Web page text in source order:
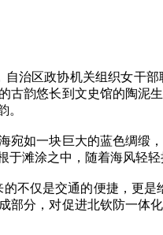
区政协机关组织女干部
古韵悠长到文史馆的陶泥
。
如一块巨大的蓝色绸缎
于滩涂之中，随着海风轻
仅是交通的便捷，更是
部分，对促进北钦防一体